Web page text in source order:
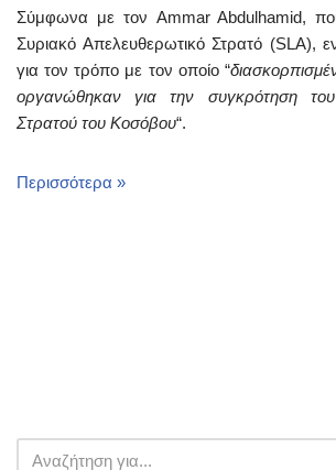
Σύμφωνα με τον Ammar Abdulhamid,
Συριακό Απελευθερωτικό Στρατό (SLA),
για τον τρόπο με τον οποίο “
οργανώθηκαν για την συγκρότηση του
Στρατού του Κοσόβου“.
Περισσότερα »